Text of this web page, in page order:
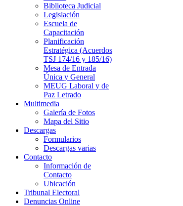
Biblioteca Judicial
Legislación
Escuela de
Capacitación
Planificación
Estratégica (Acuerdos
TSJ 174/16 y 185/16)
Mesa de Entrada
Única y General
MEUG Laboral y de
Paz Letrado
Multimedia
Galería de Fotos
Mapa del Sitio
Descargas
Formularios
Descargas varias
Contacto
Información de
Contacto
Ubicación
Tribunal Electoral
Denuncias Online